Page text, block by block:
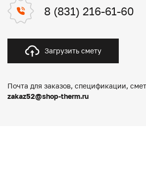
8 (831) 216-61-60
Загрузить смету
Почта для заказов, спецификации,
zakaz52@shop-therm.ru